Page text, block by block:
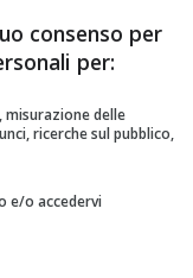
su opere prime
opere prime
e
consenso per
per:
delle
ricerche sul pubblico,
e/o accedervi